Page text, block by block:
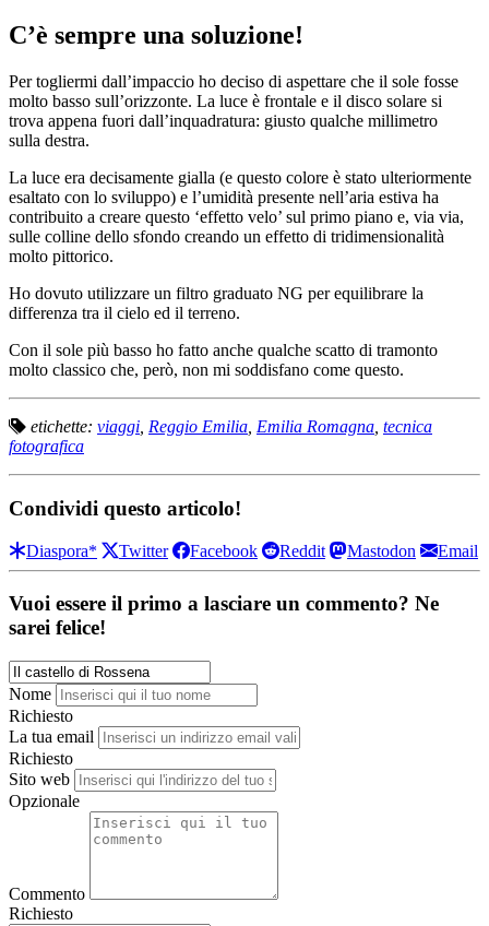
C’è sempre una soluzione!
Per togliermi dall’impaccio ho deciso di aspettare che il sole fosse
molto basso sull’orizzonte. La luce è frontale e il disco solare si
trova appena fuori dall’inquadratura: giusto qualche millimetro
sulla destra.
La luce era decisamente gialla (e questo colore è stato ulteriormente
esaltato con lo sviluppo) e l’umidità presente nell’aria estiva ha
contribuito a creare questo ‘effetto velo’ sul primo piano e, via via,
sulle colline dello sfondo creando un effetto di tridimensionalità
molto pittorico.
Ho dovuto utilizzare un filtro graduato NG per equilibrare la
differenza tra il cielo ed il terreno.
Con il sole più basso ho fatto anche qualche scatto di tramonto
molto classico che, però, non mi soddisfano come questo.
etichette: viaggi Reggio Emilia Emilia Romagna tecnica
fotografica
Condividi questo articolo!
Diaspora* Twitter Facebook Reddit Mastodon Email
Vuoi essere il primo a lasciare un commento? Ne
sarei felice!
Nome
Richiesto
La tua email
Richiesto
Sito web
Opzionale
Commento
Richiesto